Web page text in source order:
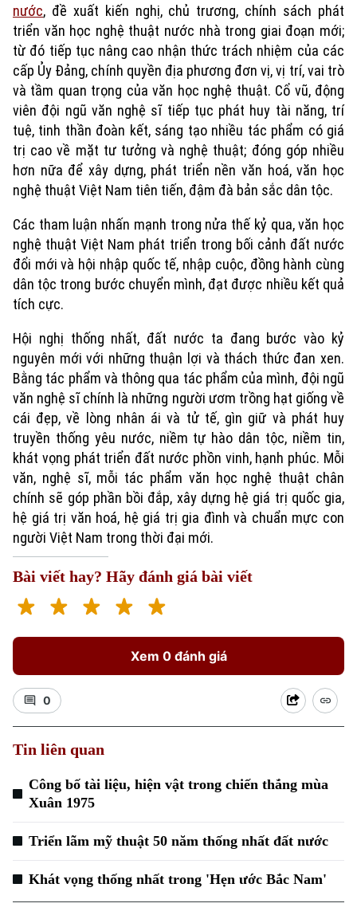
Xu hướng
nước, đề xuất kiến nghị, chủ trương, chính sách phát
triển văn học nghệ thuật nước nhà trong giai đoạn mới;
từ đó tiếp tục nâng cao nhận thức trách nhiệm của các
cấp Ủy Đảng, chính quyền địa phương đơn vị, vị trí, vai trò
và tầm quan trọng của văn học nghệ thuật. Cổ vũ, động
viên đội ngũ văn nghệ sĩ tiếp tục phát huy tài năng, trí
tuệ, tinh thần đoàn kết, sáng tạo nhiều tác phẩm có giá
trị cao về mặt tư tưởng và nghệ thuật; đóng góp nhiều
hơn nữa để xây dựng, phát triển nền văn hoá, văn học
nghệ thuật Việt Nam tiên tiến, đậm đà bản sắc dân tộc.
Các tham luận nhấn mạnh trong nửa thế kỷ qua, văn học
nghệ thuật Việt Nam phát triển trong bối cảnh đất nước
đổi mới và hội nhập quốc tế, nhập cuộc, đồng hành cùng
dân tộc trong bước chuyển mình, đạt được nhiều kết quả
tích cực.
Hội nghị thống nhất, đất nước ta đang bước vào kỷ
nguyên mới với những thuận lợi và thách thức đan xen.
Bằng tác phẩm và thông qua tác phẩm của mình, đội ngũ
văn nghệ sĩ chính là những người ươm trồng hạt giống về
cái đẹp, về lòng nhân ái và tử tế, gìn giữ và phát huy
truyền thống yêu nước, niềm tự hào dân tộc, niềm tin,
khát vọng phát triển đất nước phồn vinh, hạnh phúc. Mỗi
văn, nghệ sĩ, mỗi tác phẩm văn học nghệ thuật chân
chính sẽ góp phần bồi đắp, xây dựng hệ giá trị quốc gia,
hệ giá trị văn hoá, hệ giá trị gia đình và chuẩn mực con
người Việt Nam trong thời đại mới.
Bài viết hay? Hãy đánh giá bài viết
Xem 0 đánh giá
0
Tin liên quan
Công bố tài liệu, hiện vật trong chiến thắng mùa
Xuân 1975
Triển lãm mỹ thuật 50 năm thống nhất đất nước
Khát vọng thống nhất trong 'Hẹn ước Bắc Nam'